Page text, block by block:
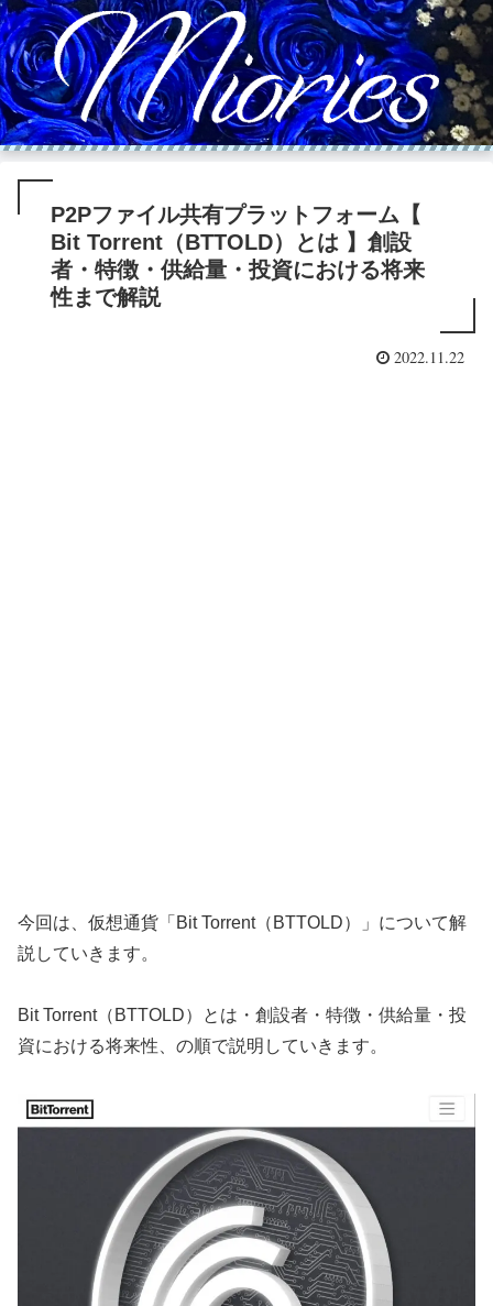
P2Pファイル共有プラットフォーム【
Bit Torrent（BTTOLD）とは 】創設
者・特徴・供給量・投資における将来
性まで解説
2022.11.22
今回は、仮想通貨「Bit Torrent（BTTOLD）」について解
説していきます。
Bit Torrent（BTTOLD）とは・創設者・特徴・供給量・投
資における将来性、の順で説明していきます。